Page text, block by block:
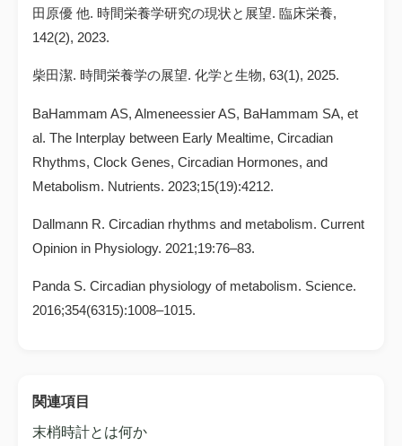
田原優 他. 時間栄養学研究の現状と展望. 臨床栄養,
142(2), 2023.
柴田潔. 時間栄養学の展望. 化学と生物, 63(1), 2025.
BaHammam AS, Almeneessier AS, BaHammam SA, et
al. The Interplay between Early Mealtime, Circadian
Rhythms, Clock Genes, Circadian Hormones, and
Metabolism. Nutrients. 2023;15(19):4212.
Dallmann R. Circadian rhythms and metabolism. Current
Opinion in Physiology. 2021;19:76–83.
Panda S. Circadian physiology of metabolism. Science.
2016;354(6315):1008–1015.
関連項目
末梢時計とは何か